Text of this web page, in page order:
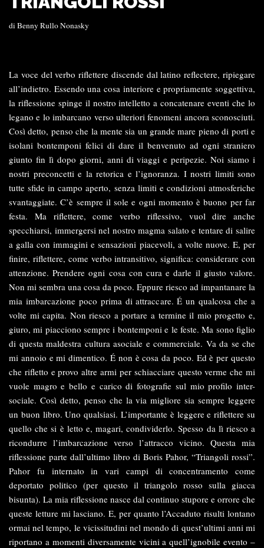
diBenny Rullo Nonasky
La voce del verbo riflettere discende dal latino reflectere, ripiegare
all’indietro. Essendo una cosa interiore e propriamente soggettiva,
la riflessione spinge il nostro intelletto a concatenare eventi che lo
legano e lo imbarcano verso ulteriori fenomeni ancora sconosciuti.
Così detto, penso che la mente sia un grande mare pieno di porti e
isolani bontemponi felici di dare il benvenuto ad ogni straniero
giunto fin lì dopo giorni, anni di viaggi e peripezie. Noi siamo i
nostri preconcetti e la retorica e l’ignoranza. I nostri limiti sono
tutte sfide in campo aperto, senza limiti e condizioni atmosferiche
svantaggiate. C’è sempre il sole e ogni momento è buono per far
festa. Ma riflettere, come verbo riflessivo, vuol dire anche
specchiarsi, immergersi nel nostro magma salato e tentare di salire
a galla con immagini e sensazioni piacevoli, a volte nuove. E, per
finire, riflettere, come verbo intransitivo, significa: considerare con
attenzione. Prendere ogni cosa con cura e darle il giusto valore.
Non mi sembra una cosa da poco. Eppure riesco ad impantanare la
mia imbarcazione poco prima di attraccare. É un qualcosa che a
volte mi capita. Non riesco a portare a termine il mio progetto e,
giuro, mi piacciono sempre i bontemponi e le feste. Ma sono figlio
di questa maldestra cultura asociale e commerciale. Va da se che
mi annoio e mi dimentico. É non è cosa da poco. Ed è per questo
che rifletto e provo altre armi per schiacciare questo verme che mi
vuole magro e bello e carico di fotografie sul mio profilo inter-
sociale. Così detto, penso che la via migliore sia sempre leggere
un buon libro. Uno qualsiasi. L’importante è leggere e riflettere su
quello che si è letto e, magari, condividerlo. Spesso da lì riesco a
ricondurre l’imbarcazione verso l’attracco vicino. Questa mia
riflessione parte dall’ultimo libro di Boris Pahor, “Triangoli rossi”.
Pahor fu internato in vari campi di concentramento come
deportato politico (per questo il triangolo rosso sulla giacca
bisunta). La mia riflessione nasce dal continuo stupore e orrore che
queste letture mi lasciano. E, per quanto l’Accaduto risulti lontano
ormai nel tempo, le vicissitudini nel mondo di quest’ultimi anni mi
riportano a momenti diversamente vicini a quell’ignobile evento –